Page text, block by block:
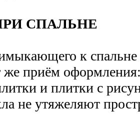
СПАЛЬНЕ
к спальне
же приём
и плитки с
не утяжеляют